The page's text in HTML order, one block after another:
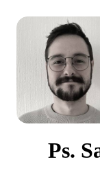
Ps.